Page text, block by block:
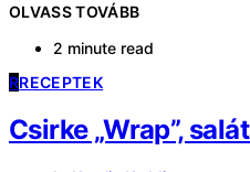
OLVASS TOVÁBB
2 minute read
RRECEPTEK
Csirke „Wrap”,